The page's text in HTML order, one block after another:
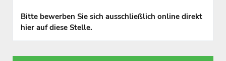
Bitte bewerben Sie sich ausschließlich online direkt
hier auf diese Stelle.